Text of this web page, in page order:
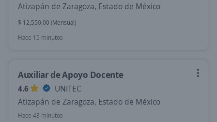
Atizapán de Zaragoza, Estado de México
$ 12,550.00 (Mensual)
Hace 15 minutos
Auxiliar de Apoyo Docente
4.6
UNITEC
Atizapán de Zaragoza, Estado de México
Hace 43 minutos